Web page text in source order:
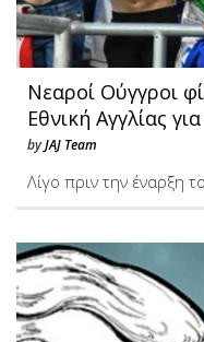
Νεαροί Ούγγροι
Εθνική Αγγλίας
byJAJ Team
Λίγο πριν την έναρξη